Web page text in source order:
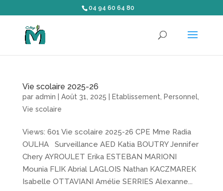
04 94 60 64 80
Vie scolaire 2025-26
par admin Août 31, 2025 Etablissement Personnel,
Vie scolaire
Views: 601 Vie scolaire 2025-26 CPE Mme Radia
OULHA Surveillance AED Katia BOUTRY Jennifer
Chery AYROULET Erika ESTEBAN MARIONI
Mounia FLIK Abrial LAGLOIS Nathan KACZMAREK
Isabelle OTTAVIANI Amélie SERRIES Alexanne...